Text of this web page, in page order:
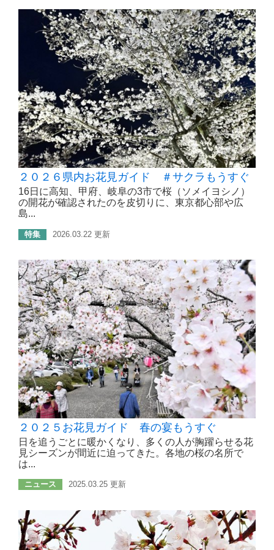
２０２６県内お花見ガイド ＃サクラもうすぐ
16日に高知、甲府、岐阜の3市で桜（ソメイヨシノ）
の開花が確認されたのを皮切りに、東京都心部や広
島...
特集 2026.03.22 更新
２０２５お花見ガイド 春の宴もうすぐ
日を追うごとに暖かくなり、多くの人が胸躍らせる花
見シーズンが間近に迫ってきた。各地の桜の名所で
は...
ニュース 2025.03.25 更新